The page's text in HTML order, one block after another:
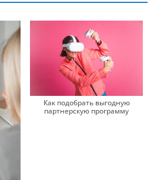
Как подобрать выгодную
партнерскую программу